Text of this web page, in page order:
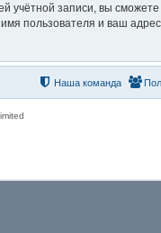
записи, вы
пользователя и ваш
Наша команда